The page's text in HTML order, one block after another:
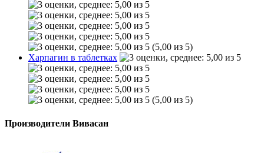
(5,00 из 5)
Харпагин в таблетках
(5,00 из 5)
Производители Вивасан